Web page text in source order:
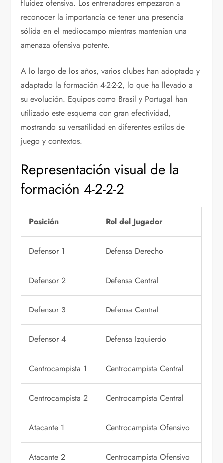
fluidez ofensiva. Los entrenadores empezaron a
reconocer la importancia de tener una presencia
sólida en el mediocampo mientras mantenían una
amenaza ofensiva potente.
A lo largo de los años, varios clubes han adoptado y
adaptado la formación 4-2-2-2, lo que ha llevado a
su evolución. Equipos como Brasil y Portugal han
utilizado este esquema con gran efectividad,
mostrando su versatilidad en diferentes estilos de
juego y contextos.
Representación visual de la
formación 4-2-2-2
Posición Rol del Jugador
Defensor 1 Defensa Derecho
Defensor 2 Defensa Central
Defensor 3 Defensa Central
Defensor 4 Defensa Izquierdo
Centrocampista 1 Centrocampista Central
Centrocampista 2 Centrocampista Central
Atacante 1 Centrocampista Ofensivo
Atacante 2 Centrocampista Ofensivo